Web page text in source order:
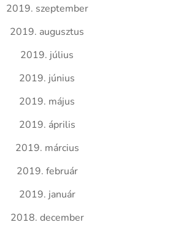
2019. szeptember
2019. augusztus
2019. július
2019. június
2019. május
2019. április
2019. március
2019. február
2019. január
2018. december